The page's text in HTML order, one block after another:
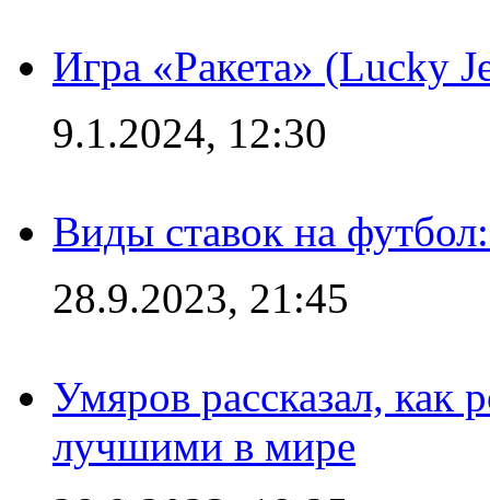
Игра «Ракета» (Lucky
9.1.2024, 12:30
Виды ставок на
28.9.2023, 21:45
Умяров рассказал, как
лучшими в мире